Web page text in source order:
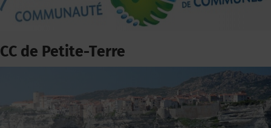
CC de Petite-Terre